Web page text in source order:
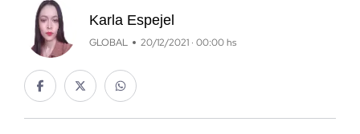
Karla Espejel
GLOBAL 20/12/2021 · 00:00 hs